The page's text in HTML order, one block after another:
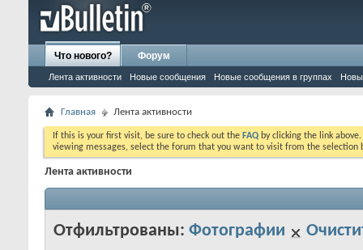
Что нового?
Лента активности Новые сообщения Новые сообщения в группах
Форум
Главная Лента активности
If this is your first visit, be sure to check out the FAQ by clicking the link
viewing messages, select the forum that you want to visit from the selection
Лента активности
Отфильтрованы: Фотографии